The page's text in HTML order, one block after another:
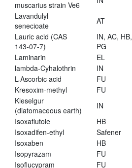
muscarius strain Ve6
Lavandulyl
senecioate
AT
Lauric acid (CAS
143-07-7)
IN, AC, HB,
PG
Laminarin
EL
lambda-Cyhalothrin
IN
L-Ascorbic acid
FU
Kresoxim-methyl
FU
Kieselgur
(diatomaceous earth)
IN
Isoxaflutole
HB
Isoxadifen-ethyl
Safener
Isoxaben
HB
Isopyrazam
FU
Isoflucypram
FU